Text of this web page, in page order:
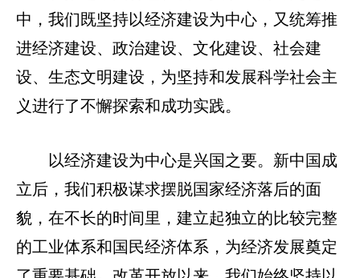
中，我们既坚持以经济建设为中心，又统筹推
进经济建设、政治建设、文化建设、社会建
设、生态文明建设，为坚持和发展科学社会主
义进行了不懈探索和成功实践。
以经济建设为中心是兴国之要。新中国成
立后，我们积极谋求摆脱国家经济落后的面
貌，在不长的时间里，建立起独立的比较完整
的工业体系和国民经济体系，为经济发展奠定